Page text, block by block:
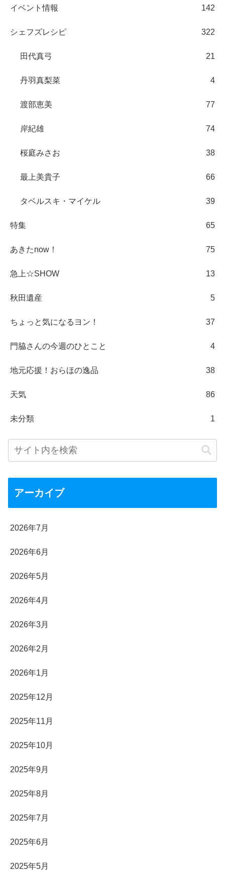
イベント情報 142
シェフズレシピ 322
田代真弓 21
丹羽真梨菜 4
渡部恵美 77
岸紀雄 74
桜庭みさお 38
最上美貴子 66
タベルスキ・マイケル 39
特集 65
あきたnow！ 75
急上☆SHOW 13
秋田遺産 5
ちょっと気になるヨン！ 37
門脇さんの今週のひとこと 4
地元応援！おらほの逸品 38
天気 86
未分類 1
アーカイブ
2026年7月
2026年6月
2026年5月
2026年4月
2026年3月
2026年2月
2026年1月
2025年12月
2025年11月
2025年10月
2025年9月
2025年8月
2025年7月
2025年6月
2025年5月